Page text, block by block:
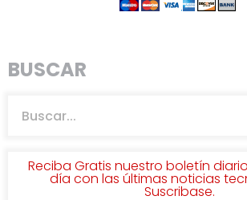
BUSCAR
Reciba Gratis nuestro boletín
día con las últimas noticias
Suscribase.